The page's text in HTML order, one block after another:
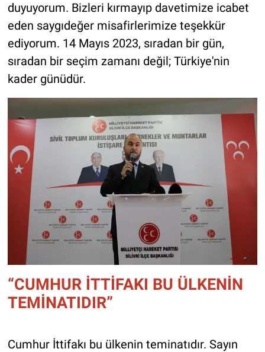
duyuyorum. Bizleri kırmayıp davetimize icabet
eden saygıdeğer misafirlerimize teşekkür
ediyorum. 14 Mayıs 2023, sıradan bir gün,
sıradan bir seçim zamanı değil; Türkiye'nin
kader günüdür.
“CUMHUR İTTİFAKI BU ÜLKENİN
TEMİNATIDIR”
Cumhur İttifakı bu ülkenin teminatıdır. Sayın